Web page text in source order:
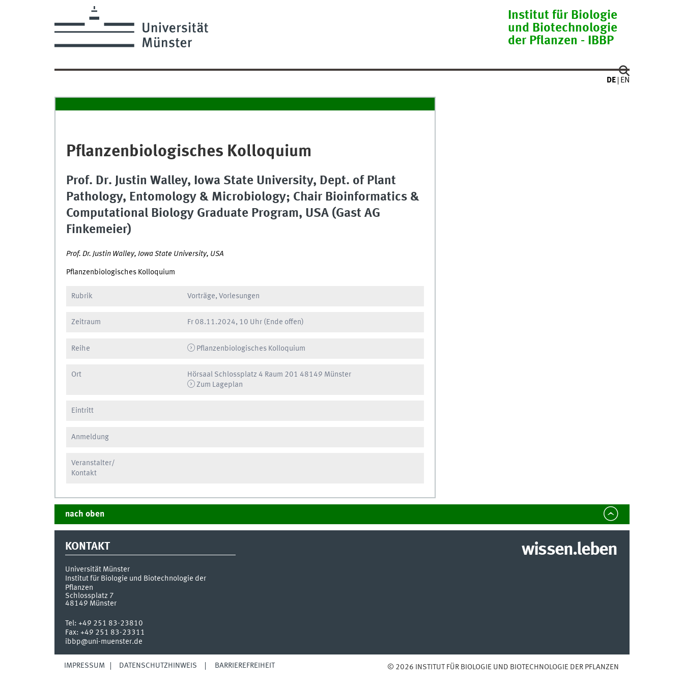
Institut für Biologie
und Biotechnologie
der Pflanzen - IBBP
DE EN
Pflanzenbiologisches Kolloquium
Prof. Dr. Justin Walley, Iowa State University, Dept. of Plant
Pathology, Entomology & Microbiology; Chair Bioinformatics &
Computational Biology Graduate Program, USA (Gast AG
Finkemeier)
Prof. Dr. Justin Walley, Iowa State University, USA
Pflanzenbiologisches Kolloquium
Rubrik Vorträge, Vorlesungen
Zeitraum Fr08.11.2024, 10 Uhr(Ende offen)
Reihe Pflanzenbiologisches Kolloquium
Ort
Hörsaal Schlossplatz 4 Raum 201 48149 Münster
Zum Lageplan
Eintritt
Anmeldung
Veranstalter/
Kontakt
nach oben
KONTAKT
Universität Münster
Institut für Biologie und Biotechnologie der
Pflanzen
Schlossplatz 7
48149 Münster
Tel: +49 251 83-23810
Fax: +49 251 83-23311
ibbp@uni-muenster.de
wissen.leben
IMPRESSUM DATENSCHUTZHINWEIS BARRIEREFREIHEIT © 2026 INSTITUT FÜR BIOLOGIE UND BIOTECHNOLOGIE DER PFLANZEN